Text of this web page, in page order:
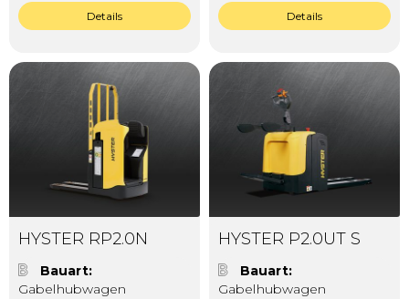
Details Details
HYSTER RP2.0N
Bauart
Gabelhubwagen
HYSTER P2.0UT S
Bauart
Gabelhubwagen